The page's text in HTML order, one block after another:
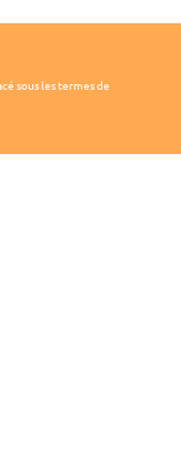
sous les termes de